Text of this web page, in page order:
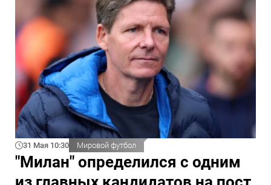
31 Мая 10:30 Мировой футбол
"Милан" определился с одним